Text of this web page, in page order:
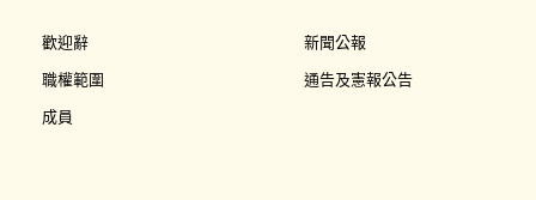
歡迎辭
職權範圍
成員
新聞公報
通告及憲報公告